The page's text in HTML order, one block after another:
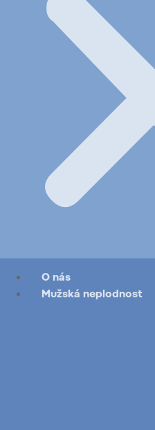
O nás
Mužská neplodnost